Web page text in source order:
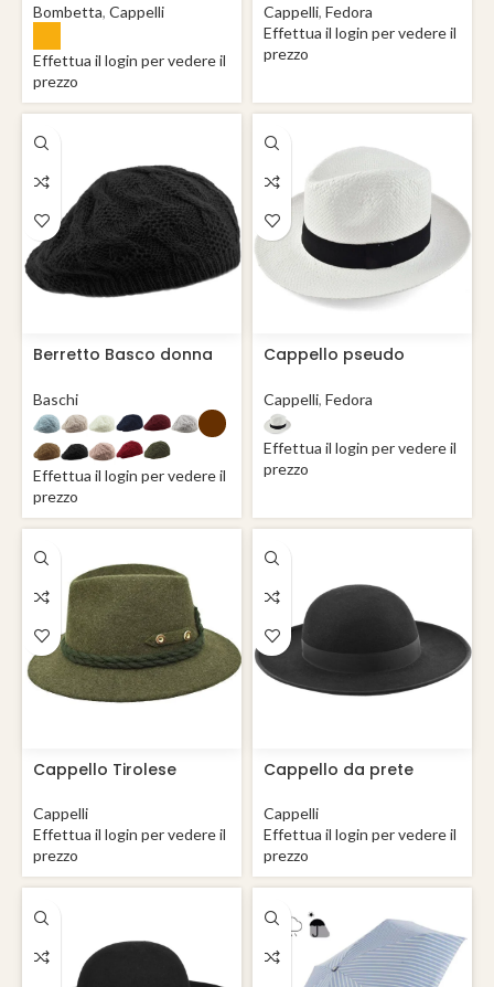
Bombetta, Cappelli
Effettua il login per vedere il
prezzo
Cappelli, Fedora
Effettua il login per vedere il
prezzo
Berretto Basco donna
Baschi
Effettua il login per vedere il
prezzo
Cappello pseudo
Cappelli, Fedora
Effettua il login per vedere il
prezzo
Cappello Tirolese
Cappelli
Effettua il login per vedere il
prezzo
Cappello da prete
Cappelli
Effettua il login per vedere il
prezzo